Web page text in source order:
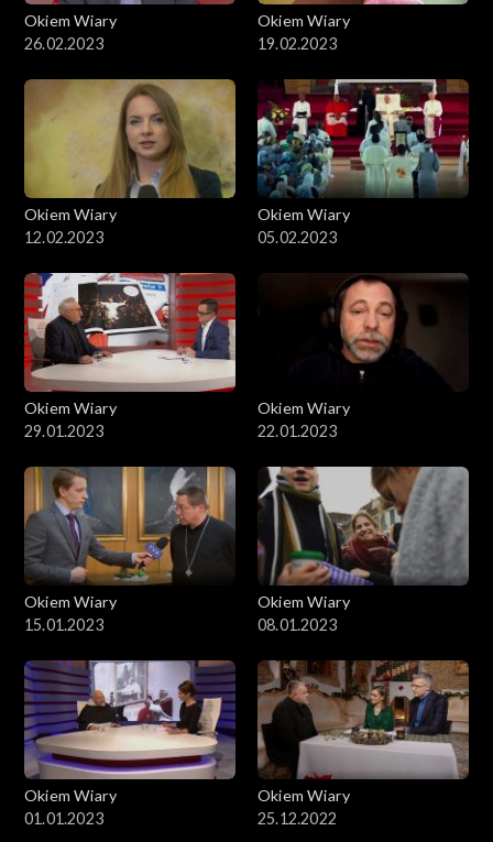
Okiem Wiary
26.02.2023
Okiem Wiary
19.02.2023
Okiem Wiary
12.02.2023
Okiem Wiary
05.02.2023
Okiem Wiary
29.01.2023
Okiem Wiary
22.01.2023
Okiem Wiary
15.01.2023
Okiem Wiary
08.01.2023
Okiem Wiary
01.01.2023
Okiem Wiary
25.12.2022